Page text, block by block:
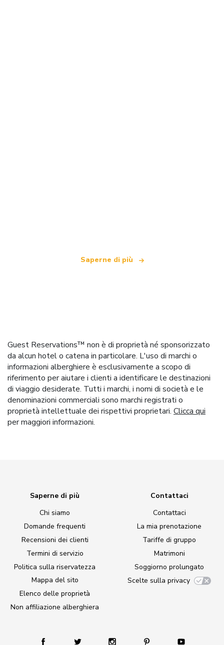
Saperne di più
Guest Reservations™ non è di proprietà né sponsorizzato
da alcun hotel o catena in particolare. L'uso di marchi o
informazioni alberghiere è esclusivamente a scopo di
riferimento per aiutare i clienti a identificare le destinazioni
di viaggio desiderate. Tutti i marchi, i nomi di società e le
denominazioni commerciali sono marchi registrati o
proprietà intellettuale dei rispettivi proprietari. Clicca qui
per maggiori informazioni.
Saperne di più
Chi siamo
Domande frequenti
Recensioni dei clienti
Termini di servizio
Politica sulla riservatezza
Mappa del sito
Elenco delle proprietà
Non affiliazione alberghiera
Contattaci
Contattaci
La mia prenotazione
Tariffe di gruppo
Matrimoni
Soggiorno prolungato
Scelte sulla privacy